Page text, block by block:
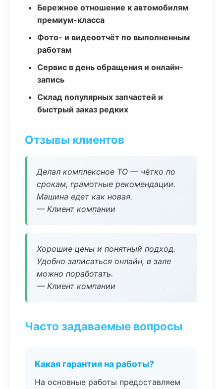
Бережное отношение к автомобилям
премиум-класса
Фото- и видеоотчёт по выполненным
работам
Сервис в день обращения и онлайн-
запись
Склад популярных запчастей и
быстрый заказ редких
Отзывы клиентов
Делал комплексное ТО — чётко по
срокам, грамотные рекомендации.
Машина едет как новая.
— Клиент компании
Хорошие цены и понятный подход.
Удобно записаться онлайн, в зале
можно поработать.
— Клиент компании
Часто задаваемые вопросы
Какая гарантия на работы?
На основные работы предоставляем